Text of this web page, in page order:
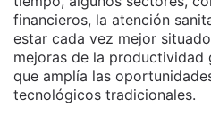
financieros, la atención
estar cada vez mejor
mejoras de la productividad
que amplía las
tecnológicos tradicionales.